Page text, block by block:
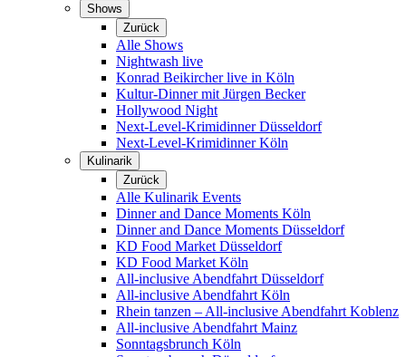
Shows
Zurück
Alle Shows
Nightwash live
Konrad Beikircher live in Köln
Kultur-Dinner mit Jürgen Becker
Hollywood Night
Next-Level-Krimidinner Düsseldorf
Next-Level-Krimidinner Köln
Kulinarik
Zurück
Alle Kulinarik Events
Dinner and Dance Moments Köln
Dinner and Dance Moments Düsseldorf
KD Food Market Düsseldorf
KD Food Market Köln
All-inclusive Abendfahrt Düsseldorf
All-inclusive Abendfahrt Köln
Rhein tanzen – All-inclusive Abendfahrt Koblenz
All-inclusive Abendfahrt Mainz
Sonntagsbrunch Köln